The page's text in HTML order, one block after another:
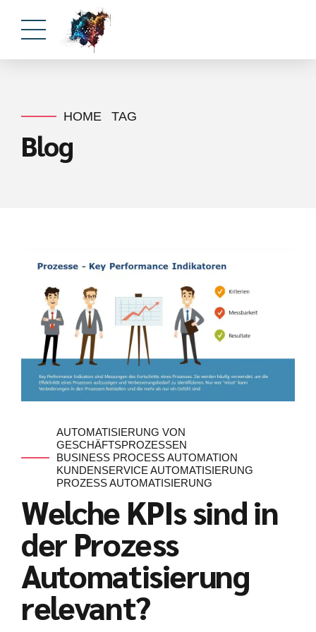
HOME TAG
Blog
AUTOMATISIERUNG VON
GESCHÄFTSPROZESSEN
BUSINESS PROCESS AUTOMATION
KUNDENSERVICE AUTOMATISIERUNG
PROZESS AUTOMATISIERUNG
Welche KPIs sind in
der Prozess
Automatisierung
relevant?